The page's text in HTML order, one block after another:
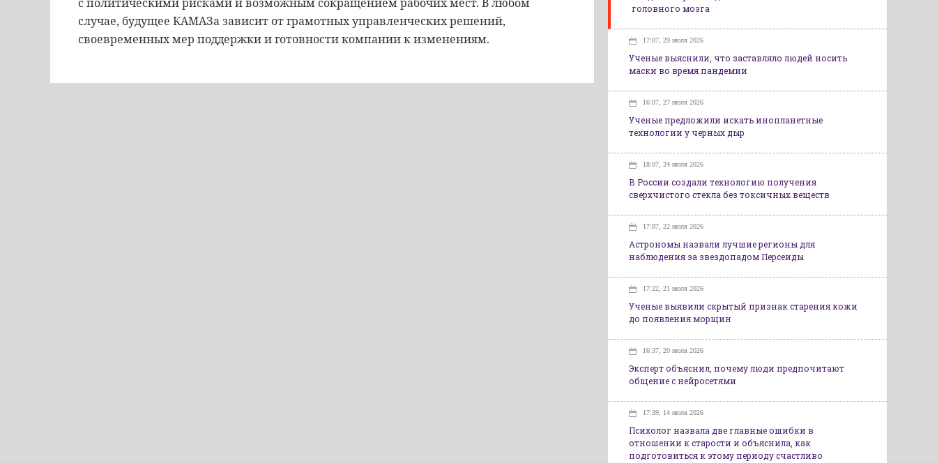
случае, будущее КАМАЗа зависит от грамотных управленческих решений,
своевременных мер поддержки и готовности компании к изменениям.
головного мозга
17:07, 29 июля 2026
Ученые выяснили, что заставляло людей носить
маски во время пандемии
16:07, 27 июля 2026
Ученые предложили искать инопланетные
технологии у черных дыр
18:07, 24 июля 2026
В России создали технологию получения
сверхчистого стекла без токсичных веществ
17:07, 22 июля 2026
Астрономы назвали лучшие регионы для
наблюдения за звездопадом Персеиды
17:22, 21 июля 2026
Ученые выявили скрытый признак старения кожи
до появления морщин
16:37, 20 июля 2026
Эксперт объяснил, почему люди предпочитают
общение с нейросетями
17:39, 14 июля 2026
Психолог назвала две главные ошибки в
отношении к старости и объяснила, как
подготовиться к этому периоду счастливо